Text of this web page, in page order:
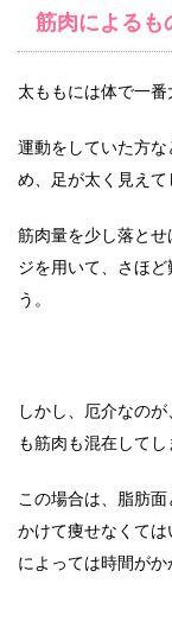
筋肉によるも
太ももには体で一番
運動をしていた方
め、足が太く見えて
筋肉量を少し落と
ジを用いて、さほ
う。
しかし、厄介なの
も筋肉も混在してし
この場合は、脂肪
かけて痩せなくて
によっては時間がか